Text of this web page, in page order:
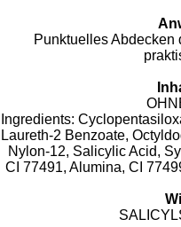
Punktuelles Abdecken
Ingredients:
Laureth-2 Benzoate,
Nylon-12, Salicylic Acid,
CI 77491, Alumina, CI